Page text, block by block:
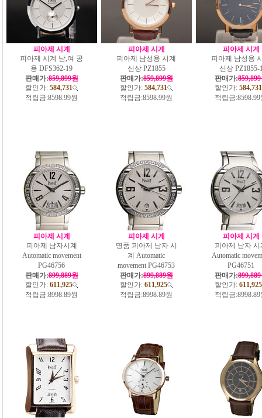
피아제 시계
피아제 시계 남,여 공
용 DFS362-19
판매가:859,899원
할인가: 584,731
적립금:8598.99원
피아제 시계
피아제 남성용 시계
신상 PZ1855
판매가:859,899원
할인가: 584,731
적립금:8598.99원
피아제 시계
피아제 남성용
신상 PZ1855-
판매가:
할인가: 584,731
적립금:
피아제 시계
피아제 남자시계
Automatic movement
PG46756
판매가:899,889원
할인가: 611,925
적립금:8998.89원
피아제 시계
명품 피아제 남자 시
계 Automatic
movement PG46753
판매가:899,889원
할인가: 611,925
적립금:8998.89원
피아제 시계
피아제 남자 시
Automatic
PG46751
판매가:
할인가: 611,925
적립금: